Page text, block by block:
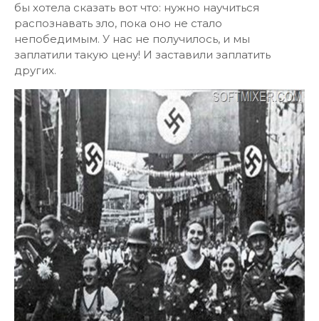
бы хотела сказать вот что: нужно научиться
распознавать зло, пока оно не стало
непобедимым. У нас не получилось, и мы
заплатили такую цену! И заставили заплатить
других.